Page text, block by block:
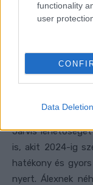
functionality
user
Data Deletion
Jarvis
is, akit 2024-ig
hatékony és
nyert. Álexnek